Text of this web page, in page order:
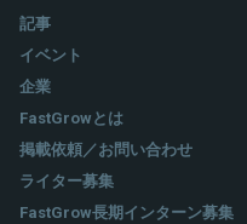
記事
イベント
企業
FastGrowとは
掲載依頼／お問い合わせ
ライター募集
FastGrow長期インターン募集